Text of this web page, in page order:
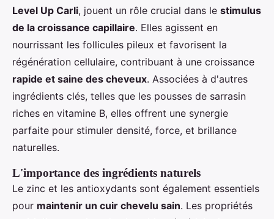
Level Up Carli, jouent un rôle crucial dans le stimulus
de la croissance capillaire. Elles agissent en
nourrissant les follicules pileux et favorisent la
régénération cellulaire, contribuant à une croissance
rapide et saine des cheveux. Associées à d'autres
ingrédients clés, telles que les pousses de sarrasin
riches en vitamine B, elles offrent une synergie
parfaite pour stimuler densité, force, et brillance
naturelles.
L'importance des ingrédients naturels
Le zinc et les antioxydants sont également essentiels
pour maintenir un cuir chevelu sain. Les propriétés